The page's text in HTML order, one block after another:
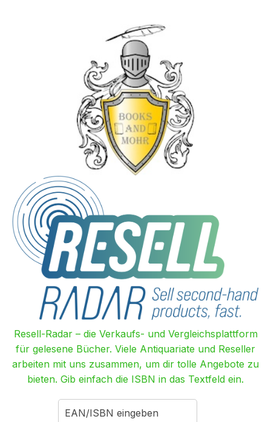
Resell-Radar – die Verkaufs- und Vergleichsplattform
für gelesene Bücher. Viele Antiquariate und Reseller
arbeiten mit uns zusammen, um dir tolle Angebote zu
bieten. Gib einfach die ISBN in das Textfeld ein.